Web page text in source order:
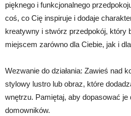
pięknego i funkcjonalnego
coś, co Cię inspiruje i dodaje
kreatywny i stwórz przedpokój, który
miejscem zarówno dla Ciebie, jak i
Wezwanie do działania: Zawieś nad
stylowy lustro lub obraz, które
wnętrzu. Pamiętaj, aby dopasować
domowników.